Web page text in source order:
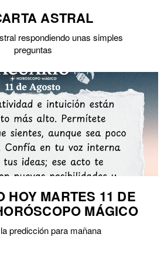
ASTRAL
respondiendo unas simples
preguntas
HOY MARTES 11 DE
MÁGICO
predicción para mañana